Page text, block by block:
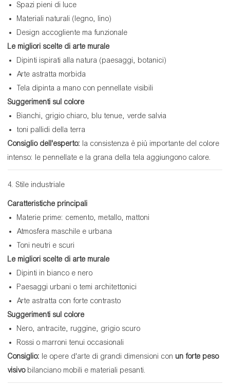
Spazi pieni di luce
Materiali naturali (legno, lino)
Design accogliente ma funzionale
Le migliori scelte di arte murale
Dipinti ispirati alla natura (paesaggi, botanici)
Arte astratta morbida
Tela dipinta a mano con pennellate visibili
Suggerimenti sul colore
Bianchi, grigio chiaro, blu tenue, verde salvia
toni pallidi della terra
Consiglio dell'esperto: la consistenza è più importante del colore
intenso: le pennellate e la grana della tela aggiungono calore.
4. Stile industriale
Caratteristiche principali
Materie prime: cemento, metallo, mattoni
Atmosfera maschile e urbana
Toni neutri e scuri
Le migliori scelte di arte murale
Dipinti in bianco e nero
Paesaggi urbani o temi architettonici
Arte astratta con forte contrasto
Suggerimenti sul colore
Nero, antracite, ruggine, grigio scuro
Rossi o marroni tenui occasionali
Consiglio: le opere d'arte di grandi dimensioni con un forte peso
visivo bilanciano mobili e materiali pesanti.